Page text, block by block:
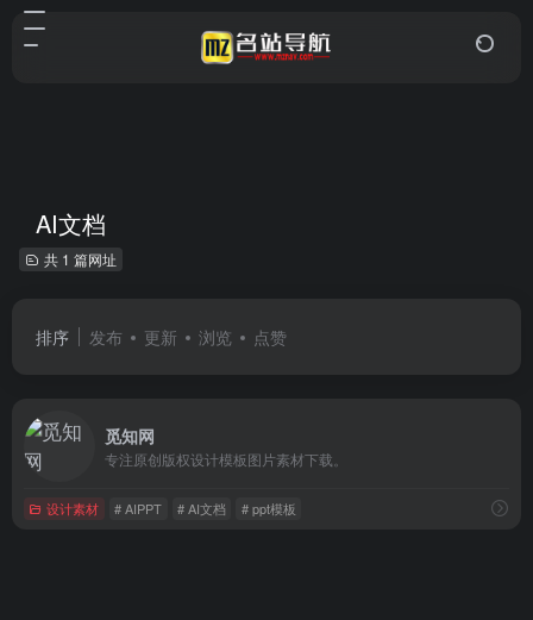
AI文档
共 1 篇网址
排序 发布 更新 浏览 点赞
觅知网
专注原创版权设计模板图片素材下载。
设计素材 # AIPPT # AI文档 # ppt模板